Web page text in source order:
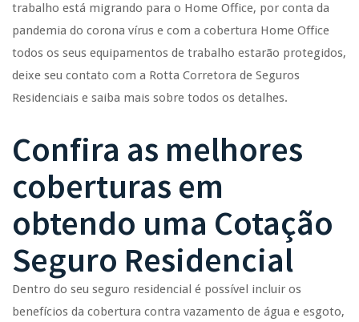
trabalho está migrando para o Home Office, por conta da
pandemia do corona vírus e com a cobertura Home Office
todos os seus equipamentos de trabalho estarão protegidos,
deixe seu contato com a Rotta Corretora de Seguros
Residenciais e saiba mais sobre todos os detalhes.
Confira as melhores
coberturas em
obtendo uma Cotação
Seguro Residencial
Dentro do seu seguro residencial é possível incluir os
benefícios da cobertura contra vazamento de água e esgoto,